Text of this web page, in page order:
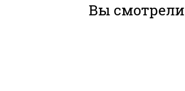
Вы смотрели